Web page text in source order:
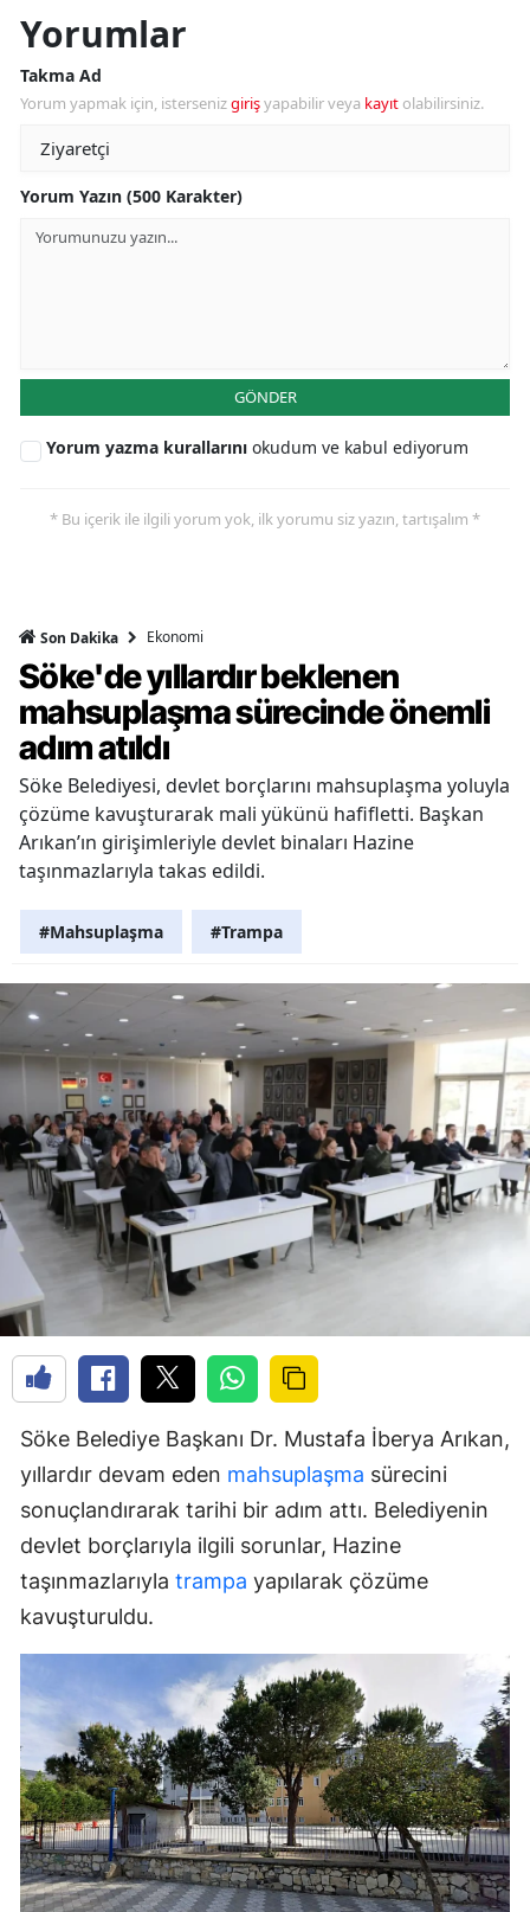
Yorumlar
Takma Ad
Yorum yapmak için, istersenizgirişyapabilir veya kayıt olabilirsiniz.
Yorum Yazın (500 Karakter)
GÖNDER
Yorum yazma kurallarını okudum ve kabul ediyorum
* Bu içerik ile ilgili yorum yok, ilk yorumu siz yazın, tartışalım *
Son Dakika Ekonomi
Söke'de yıllardır beklenen
mahsuplaşma sürecinde önemli
adım atıldı
Söke Belediyesi, devlet borçlarını mahsuplaşma yoluyla
çözüme kavuşturarak mali yükünü hafifletti. Başkan
Arıkan’ın girişimleriyle devlet binaları Hazine
taşınmazlarıyla takas edildi.
#Mahsuplaşma #Trampa
Söke Belediye Başkanı Dr. Mustafa İberya Arıkan,
yıllardır devam eden mahsuplaşma sürecini
sonuçlandırarak tarihi bir adım attı. Belediyenin
devlet borçlarıyla ilgili sorunlar, Hazine
taşınmazlarıyla trampa yapılarak çözüme
kavuşturuldu.